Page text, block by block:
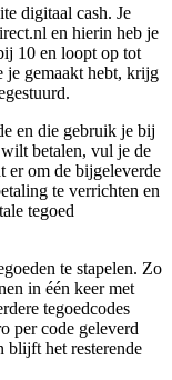
digitaal cash. Je
en hierin heb je
10 en loopt op tot
je gemaakt hebt, krijg
en die gebruik je bij
betalen, vul je de
er om de bijgeleverde
te verrichten en
tegoed
te stapelen. Zo
in één keer met
tegoedcodes
per code geleverd
blijft het resterende